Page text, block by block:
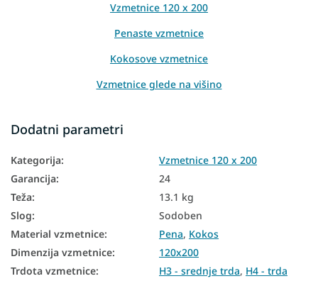
Vzmetnice 120 x 200
Penaste vzmetnice
Kokosove vzmetnice
Vzmetnice glede na višino
Visoke vzmetnice
Vzmetnice PUR pena
Vzmetnice za goste
Talne vzmetnice
Talne vzmetnice
Dodatni parametri
Kategorija:
Vzmetnice 120 x 200
Garancija:
24
Teža:
13.1 kg
Slog:
Sodoben
Material vzmetnice: Pena, Kokos
Dimenzija vzmetnice:
120x200
Trdota vzmetnice: H3 - srednje trda, H4 - trda